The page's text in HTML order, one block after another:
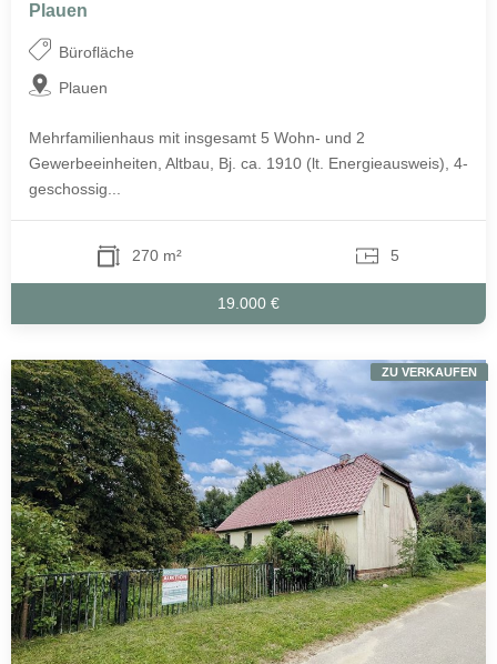
Plauen
Bürofläche
Plauen
Mehrfamilienhaus mit insgesamt 5 Wohn- und 2
Gewerbeeinheiten, Altbau, Bj. ca. 1910 (lt. Energieausweis), 4-
geschossig...
270 m² 5
19.000 €
ZU VERKAUFEN